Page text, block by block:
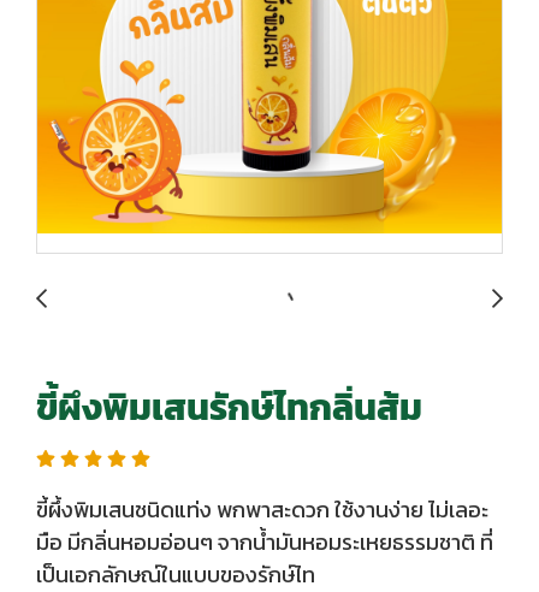
ขี้ผึงพิมเสนรักษ์ไทกลิ่นส้ม
ขี้ผึ้งพิมเสนชนิดแท่ง พกพาสะดวก ใช้งานง่าย ไม่เลอะ
มือ มีกลิ่นหอมอ่อนๆ จากน้ำมันหอมระเหยธรรมชาติ ที่
เป็นเอกลักษณ์ในแบบของรักษ์ไท